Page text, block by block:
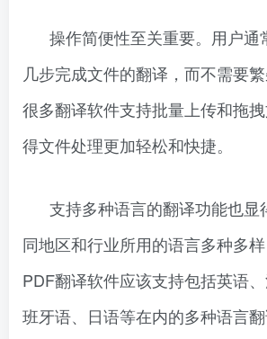
操作简便性至关重要。用户通
几步完成文件的翻译，而不需要繁
很多翻译软件支持批量上传和拖
得文件处理更加轻松和快捷。
支持多种语言的翻译功能也显
同地区和行业所用的语言多种多
PDF翻译软件应该支持包括英语
班牙语、日语等在内的多种语言翻